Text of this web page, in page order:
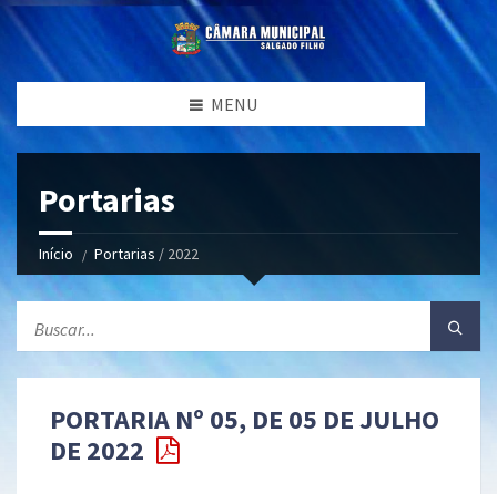
MENU
Portarias
Início Portarias / 2022
PORTARIA Nº 05, DE 05 DE JULHO
DE 2022